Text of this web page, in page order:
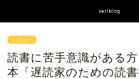
seriblog
レビュー
読書に苦手意識がある
本「遅読家のための読書